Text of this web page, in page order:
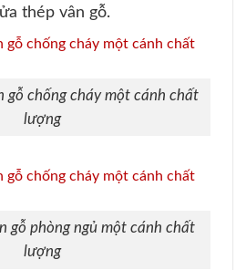
thép vân gỗ.
gỗ chống cháy một cánh chất
lượng
gỗ phòng ngủ một cánh chất
lượng